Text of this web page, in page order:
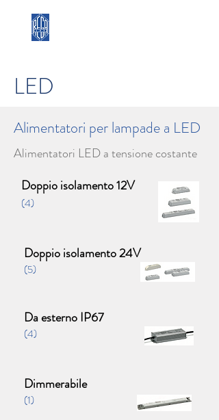
LED
Alimentatori per lampade a LED
Alimentatori LED a tensione costante
Doppio isolamento 12V
(4)
Doppio isolamento 24V
(5)
Da esterno IP67
(4)
Dimmerabile
(1)